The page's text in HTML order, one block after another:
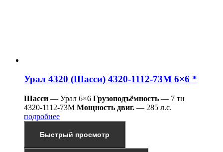
Урал 4320 (Шасси) 4320-1112-73М 6×6 *
Шасси — Урал 6×6 Грузоподъёмность — 7 тн
4320-1112-73М Мощность двиг. — 285 л.с.
подробнее
Быстрый просмотр